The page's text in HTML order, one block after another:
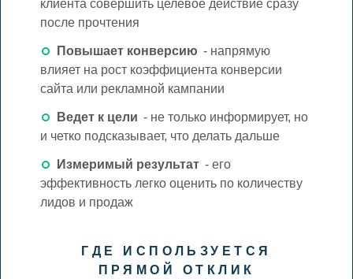
клиента совершить целевое действие сразу
после прочтения
Повышает конверсию - напрямую
влияет на рост коэффициента конверсии
сайта или рекламной кампании
Ведет к цели - не только информирует, но
и четко подсказывает, что делать дальше
Измеримый результат - его
эффективность легко оценить по количеству
лидов и продаж
ГДЕ ИСПОЛЬЗУЕТСЯ
ПРЯМОЙ ОТКЛИК